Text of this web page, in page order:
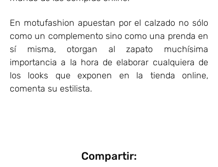
En motufashion apuestan por el calzado no sólo
como un complemento sino como una prenda en
sí misma, otorgan al zapato muchísima
importancia a la hora de elaborar cualquiera de
los looks que exponen en la tienda online,
comenta su estilista.
Compartir: